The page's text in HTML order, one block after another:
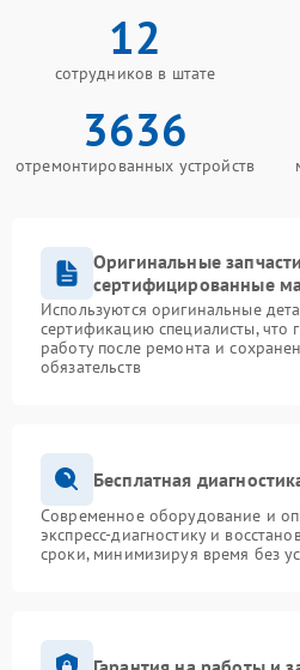
12
сотрудников в штате
3636
отремонтированных устройств
Оригинальные
сертифицированные
Используются оригинальные
сертификацию специалисты, что
работу после ремонта и
обязательств
Бесплатная
Современное оборудование и
экспресс-диагностику и
сроки, минимизируя время без